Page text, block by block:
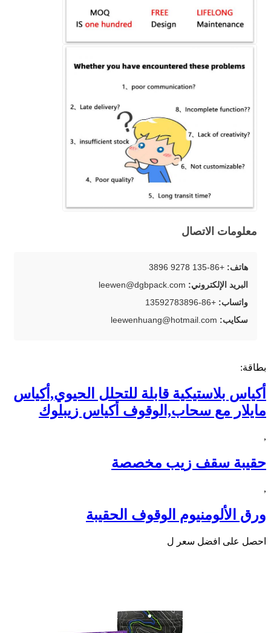
معلومات الاتصال
هاتف: +86-135 9278 3896
البريد الإلكتروني:
واتساب: +86-13592783896
سكايب:
بطاقة:
أكياس بلاستيكية قابلة للتحلل الحيوي,أكياس
مايلار مع سحاب,الوقوف أكياس زيبلوك
,
حقيبة سقف زيب مخصصة
,
ورق الألومنيوم الوقوف الحقيبة
احصل على افضل سعر ل